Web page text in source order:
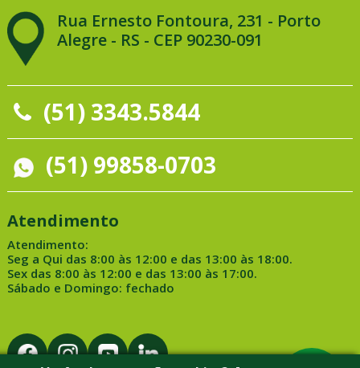
Rua Ernesto Fontoura, 231 - Porto
Alegre - RS - CEP 90230-091
(51) 3343.5844
(51) 99858-0703
Atendimento
Atendimento:
Seg a Qui das 8:00 às 12:00 e das 13:00 às 18:00.
Sex das 8:00 às 12:00 e das 13:00 às 17:00.
Sábado e Domingo: fechado